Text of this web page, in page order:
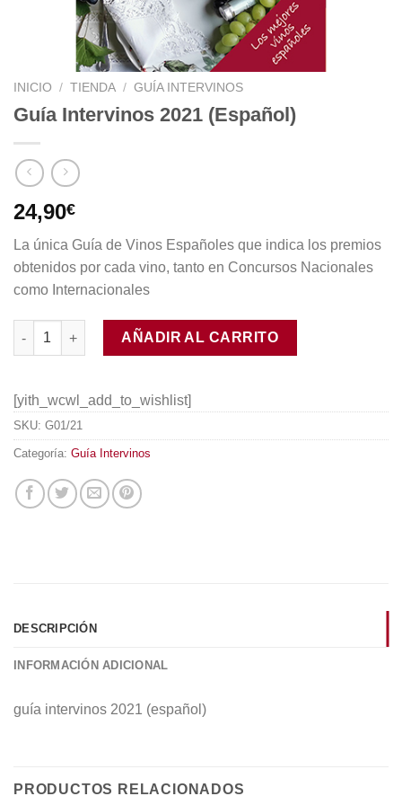
INICIO / TIENDA / GUÍA INTERVINOS
Guía Intervinos 2021 (Español)
24,90€
La única Guía de Vinos Españoles que indica los premios
obtenidos por cada vino, tanto en Concursos Nacionales
como Internacionales
Guía Intervinos 2021 (Español) cantidad
AÑADIR AL CARRITO
[yith_wcwl_add_to_wishlist]
SKU: G01/21
Categoría: Guía Intervinos
DESCRIPCIÓN
INFORMACIÓN ADICIONAL
guía intervinos 2021 (español)
PRODUCTOS RELACIONADOS